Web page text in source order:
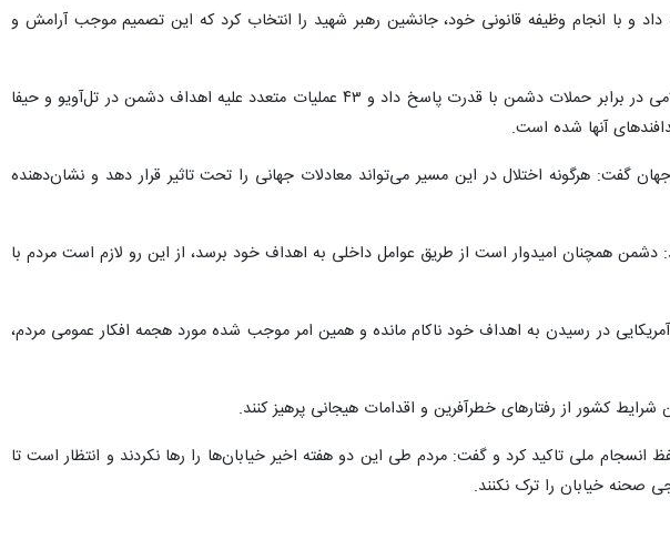
با انجام وظیفه قانونی خود، جانشین رهبر شهید را انتخاب کرد که این تصمیم موجب آرامش و
امام جمعه قزوین با قدردانی از ایستادگی مردم و نیروهای مسلح تصریح کرد: جمهوری اسلامی در برابر حملات دشمن با قدرت پاسخ داد و ۴۳ عملیات‌ متعدد علیه اهداف دشمن در تل‌آویو و حیفا
آنها شده است.
گفت: هرگونه اختلال در این مسیر می‌تواند معادلات جهانی را تحت تاثیر قرار دهد و نشان‌دهنده
همچنان امیدوار است از طریق عوامل داخلی به اهداف خود برسد، از این رو لازم است مردم با
در رسیدن به اهداف خود ناکام مانده و همین امر موجب شده مورد هجمه افکار عمومی مردم،
کشور از رفتارهای خطرآفرین و اقدامات هیجانی پرهیز کنند.
ملی تاکید کرد و گفت: مردم طی این دو هفته اخیر خیابان‌ها را رها نکردند و انتظار است تا
صحنه خیابان را ترک نکنند.